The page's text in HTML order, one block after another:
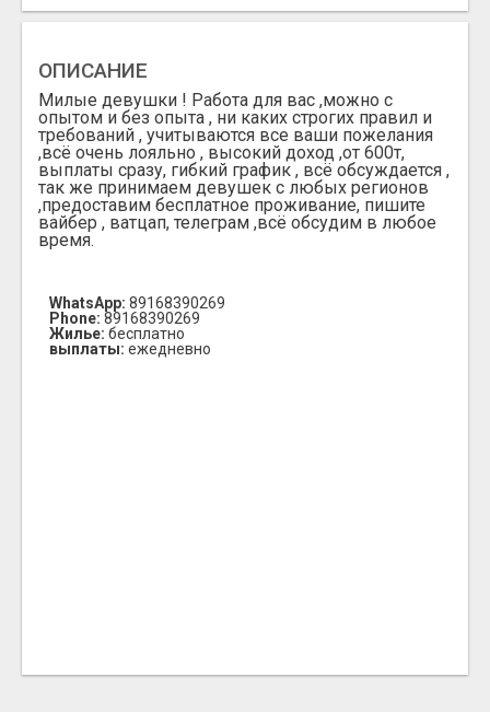
ОПИСАНИЕ
Милые девушки ! Работа для вас ,можно с
опытом и без опыта , ни каких строгих правил и
требований , учитываются все ваши пожелания
,всё очень лояльно , высокий доход ,от 600т,
выплаты сразу, гибкий график , всё обсуждается ,
так же принимаем девушек с любых регионов
,предоставим бесплатное проживание, пишите
вайбер , ватцап, телеграм ,всё обсудим в любое
время.
WhatsApp: 89168390269
Phone: 89168390269
Жилье: бесплатно
выплаты: ежедневно